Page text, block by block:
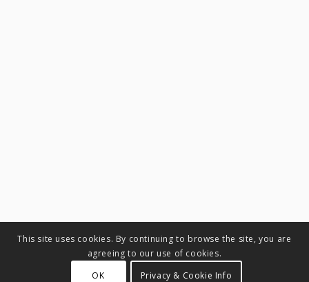
This site uses cookies. By continuing to browse the site, you are
agreeing to our use of cookies.
OK
Privacy & Cookie Info